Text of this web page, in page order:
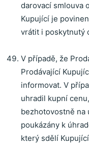
darovací smlouva
Kupující je
vrátit i poskytnutý
V případě, že
Prodávající
informovat. V
uhradil kupní
bezhotovostně
poukázány k
který sdělí